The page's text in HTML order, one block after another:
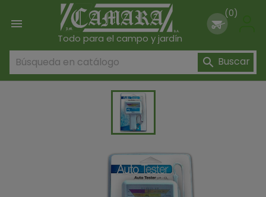

Todo para el campo y jardín
(0)
 Buscar